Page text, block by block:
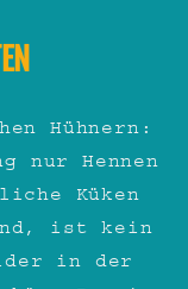
Hühnern:
nur Hennen
Küken
ist kein
in der